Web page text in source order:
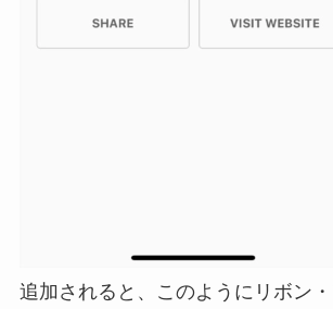
追加されると、このようにリボン